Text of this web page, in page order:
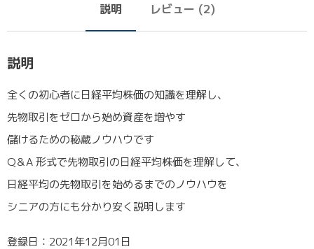
説明 レビュー (2)
説明
全くの初心者に日経平均株価の知識を理解し、
先物取引をゼロから始め資産を増やす
儲けるための秘蔵ノウハウです
Q＆A 形式で先物取引の日経平均株価を理解して、
日経平均の先物取引を始めるまでのノウハウを
シニアの方にも分かり安く説明します
登録日：2021年12月01日